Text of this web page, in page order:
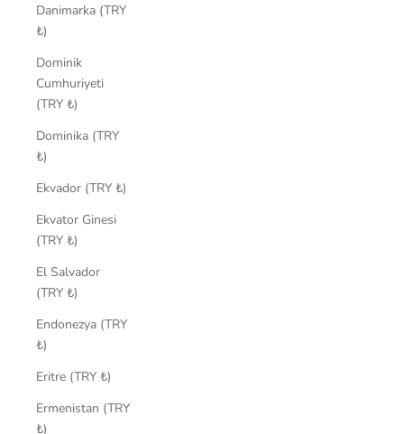
Danimarka (TRY
₺)
Dominik
Cumhuriyeti
(TRY ₺)
Dominika (TRY
₺)
Ekvador (TRY ₺)
Ekvator Ginesi
(TRY ₺)
El Salvador
(TRY ₺)
Endonezya (TRY
₺)
Eritre (TRY ₺)
Ermenistan (TRY
₺)